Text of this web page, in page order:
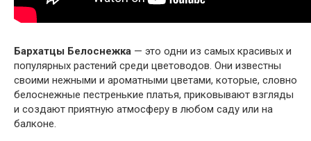
Бархатцы Белоснежка — это одни из самых красивых и
популярных растений среди цветоводов. Они известны
своими нежными и ароматными цветами, которые, словно
белоснежные пестренькие платья, приковывают взгляды
и создают приятную атмосферу в любом саду или на
балконе.